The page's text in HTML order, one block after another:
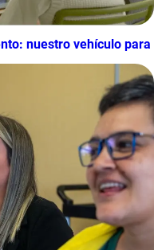
nuestro vehículo para